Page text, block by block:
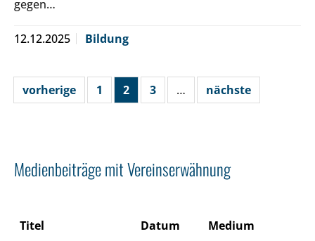
gegen…
12.12.2025 Bildung
vorherige 1 2 3 … nächste
Medienbeiträge mit Vereinserwähnung
Titel Datum Medium